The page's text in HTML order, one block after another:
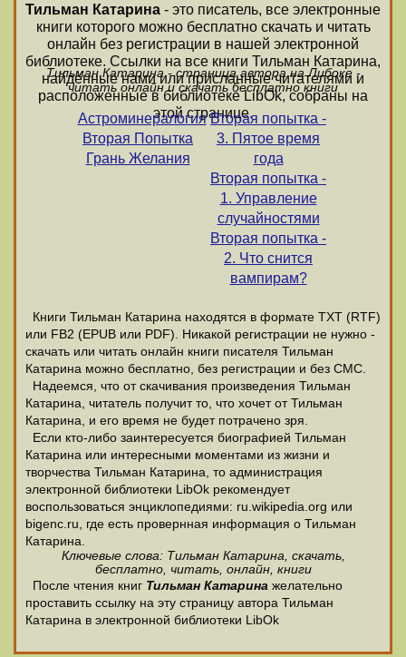
Тильман Катарина - это писатель, все электронные
книги которого можно бесплатно скачать и читать
онлайн без регистрации в нашей электронной
библиотеке. Ссылки на все книги Тильман Катарина,
найденные нами или присланные читателями и
расположенные в библиотеке LibOk, собраны на
этой странице.
Тильман Катарина - страница автора на Либоке -
читать онлайн и скачать бесплатно книги
Астроминералогия
Вторая Попытка
Грань Желания
Вторая попытка -
3. Пятое время
года
Вторая попытка -
1. Управление
случайностями
Вторая попытка -
2. Что снится
вампирам?
Книги Тильман Катарина находятся в формате ТХТ (RTF)
или FB2 (EPUB или PDF). Никакой регистрации не нужно -
скачать или читать онлайн книги писателя Тильман
Катарина можно бесплатно, без регистрации и без СМС.
Надеемся, что от скачивания произведения Тильман
Катарина, читатель получит то, что хочет от Тильман
Катарина, и его время не будет потрачено зря.
Если кто-либо заинтересуется биографией Тильман
Катарина или интересными моментами из жизни и
творчества Тильман Катарина, то администрация
электронной библиотеки LibOk рекомендует
воспользоваться энциклопедиями: ru.wikipedia.org или
bigenc.ru, где есть провернная информация о Тильман
Катарина.
Ключевые слова: Тильман Катарина, скачать,
бесплатно, читать, онлайн, книги
После чтения книг Тильман Катарина желательно
проставить ссылку на эту страницу автора Тильман
Катарина в электронной библиотеки LibOk